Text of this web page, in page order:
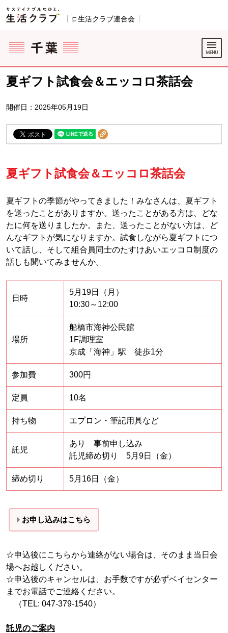
ページの先頭です。
生活クラブ連合会
ここからサイト内共通メニューです。
サイト内共通メニューをスキップする
サイト内共通メニューここまで。
夏ギフト試食会＆エッコロ茶話会
開催日：2025年05月19日
夏ギフト試食会＆エッコロ茶話会
夏ギフトの季節がやってきました！みなさんは、夏ギフト
を送ったことがありますか。送ったことがある方は、どな
たに何を送りましたか。また、送ったことがない方は、ど
んなギフトが気になりますか。試食しながら夏ギフトにつ
いて話し、そして組合員同士のたすけあいエッコロ制度の
話しも聞いてみませんか。
日時
5月19日（月）
10:30～12:00
場所
船橋市海神公民館
1F調理室
京成「海神」駅 徒歩1分
参加費 300円
定員 10名
持ち物 エプロン・筆記用具など
託児
あり 事前申し込み
託児締め切り 5月9日（金）
締め切り 5月16日（金）
お申し込みはこちら
☆申込後にこちらから連絡がない場合は、そのまま当日会
場へお越しください。
☆申込後のキャンセルは、お手数ですが必ずベイセンター
までお電話でご連絡ください。
（TEL: 047-379-1540）
託児のご案内